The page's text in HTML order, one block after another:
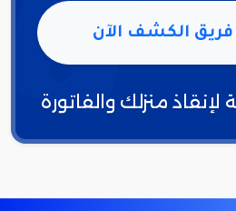
الكشف الآن
لإنقاذ منزلك والفاتورة